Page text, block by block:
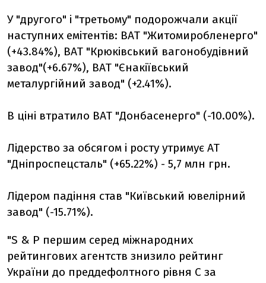
У "другого" і "третьому" подорожчали акції
наступних емітентів: ВАТ "Житомиробленерго"
(+43.84%), ВАТ "Крюківський вагонобудівний
завод"(+6.67%), ВАТ "Єнакіївський
металургійний завод" (+2.41%).
В ціні втратило ВАТ "Донбасенерго" (-10.00%).
Лідерство за обсягом і росту утримує АТ
"Дніпроспецсталь" (+65.22%) - 5,7 млн грн.
Лідером падіння став "Київський ювелірний
завод" (-15.71%).
"S & P першим серед міжнародних
рейтингових агентств знизило рейтинг
України до преддефолтного рівня С за